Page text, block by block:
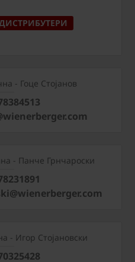
- Гоце Стојанов
- Панче Грнчароски
- Игор Стојановски